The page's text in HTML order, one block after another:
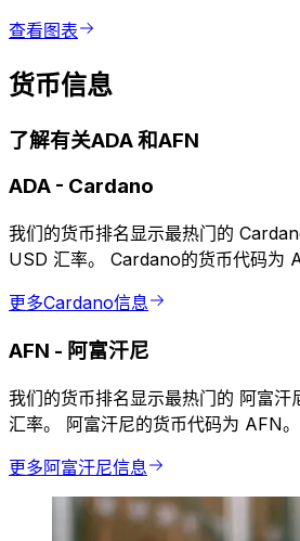
查看图表
货币信息
了解有关ADA 和AFN
ADA - Cardano
我们的货币排名显示最热门的
USD 汇率。 Cardano的货币代码为
更多Cardano信息
AFN - 阿富汗尼
我们的货币排名显示最热门的 阿富
更多阿富汗尼信息